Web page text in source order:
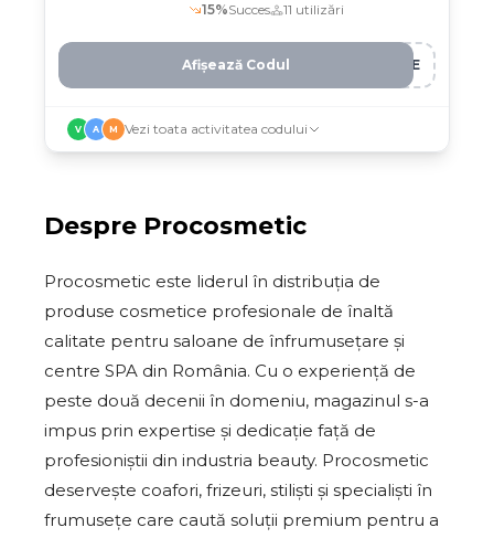
15%Succes 11 utilizări
VME
Afișează Codul
V A M Vezi toata activitatea codului
Despre Procosmetic
Procosmetic este liderul în distribuția de
produse cosmetice profesionale de înaltă
calitate pentru saloane de înfrumusețare și
centre SPA din România. Cu o experiență de
peste două decenii în domeniu, magazinul s-a
impus prin expertise și dedicație față de
profesioniștii din industria beauty. Procosmetic
deservește coafori, frizeuri, stilişti și specialişti în
frumusețe care caută soluții premium pentru a